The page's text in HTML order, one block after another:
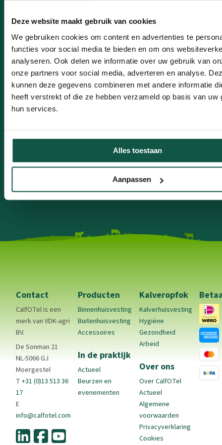
Deze website maakt gebruik van cookies
We gebruiken cookies om content en advertenties te
functies voor social media te bieden en om ons
analyseren. Ook delen we informatie over uw gebruik van
onze partners voor social media, adverteren en analyse.
kunnen deze gegevens combineren met andere informatie
heeft verstrekt of die ze hebben verzameld op basis van uw
hun services.
Alles toestaan
Aanpassen
Combo
Contact
CalfOTel is een
merk van VDK-agri
BV.
De Sonman 21
NL-5066 GJ
Moergestel
T+31 (0)13 513 36
17
E
info@calfotel.com
Producten
Binnenhuisvesting
Buitenhuisvesting
Accessoires
In de praktijk
Actueel
Beurzen en
evenementen
Kalveropfok
Kalverhuisvesting
Hygiëne
Gezondheid
Arbeid
Over ons
Over CalfOTel
Actueel
Algemene
voorwaarden
Privacyverklaring
Cookies